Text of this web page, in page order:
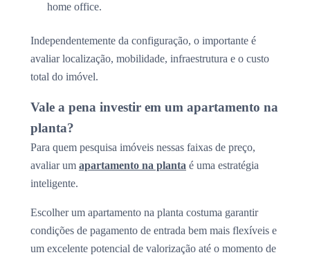
home office.
Independentemente da configuração, o importante é
avaliar localização, mobilidade, infraestrutura e o custo
total do imóvel.
Vale a pena investir em um apartamento na
planta?
Para quem pesquisa imóveis nessas faixas de preço,
avaliar um apartamento na planta é uma estratégia
inteligente.
Escolher um apartamento na planta costuma garantir
condições de pagamento de entrada bem mais flexíveis e
um excelente potencial de valorização até o momento de